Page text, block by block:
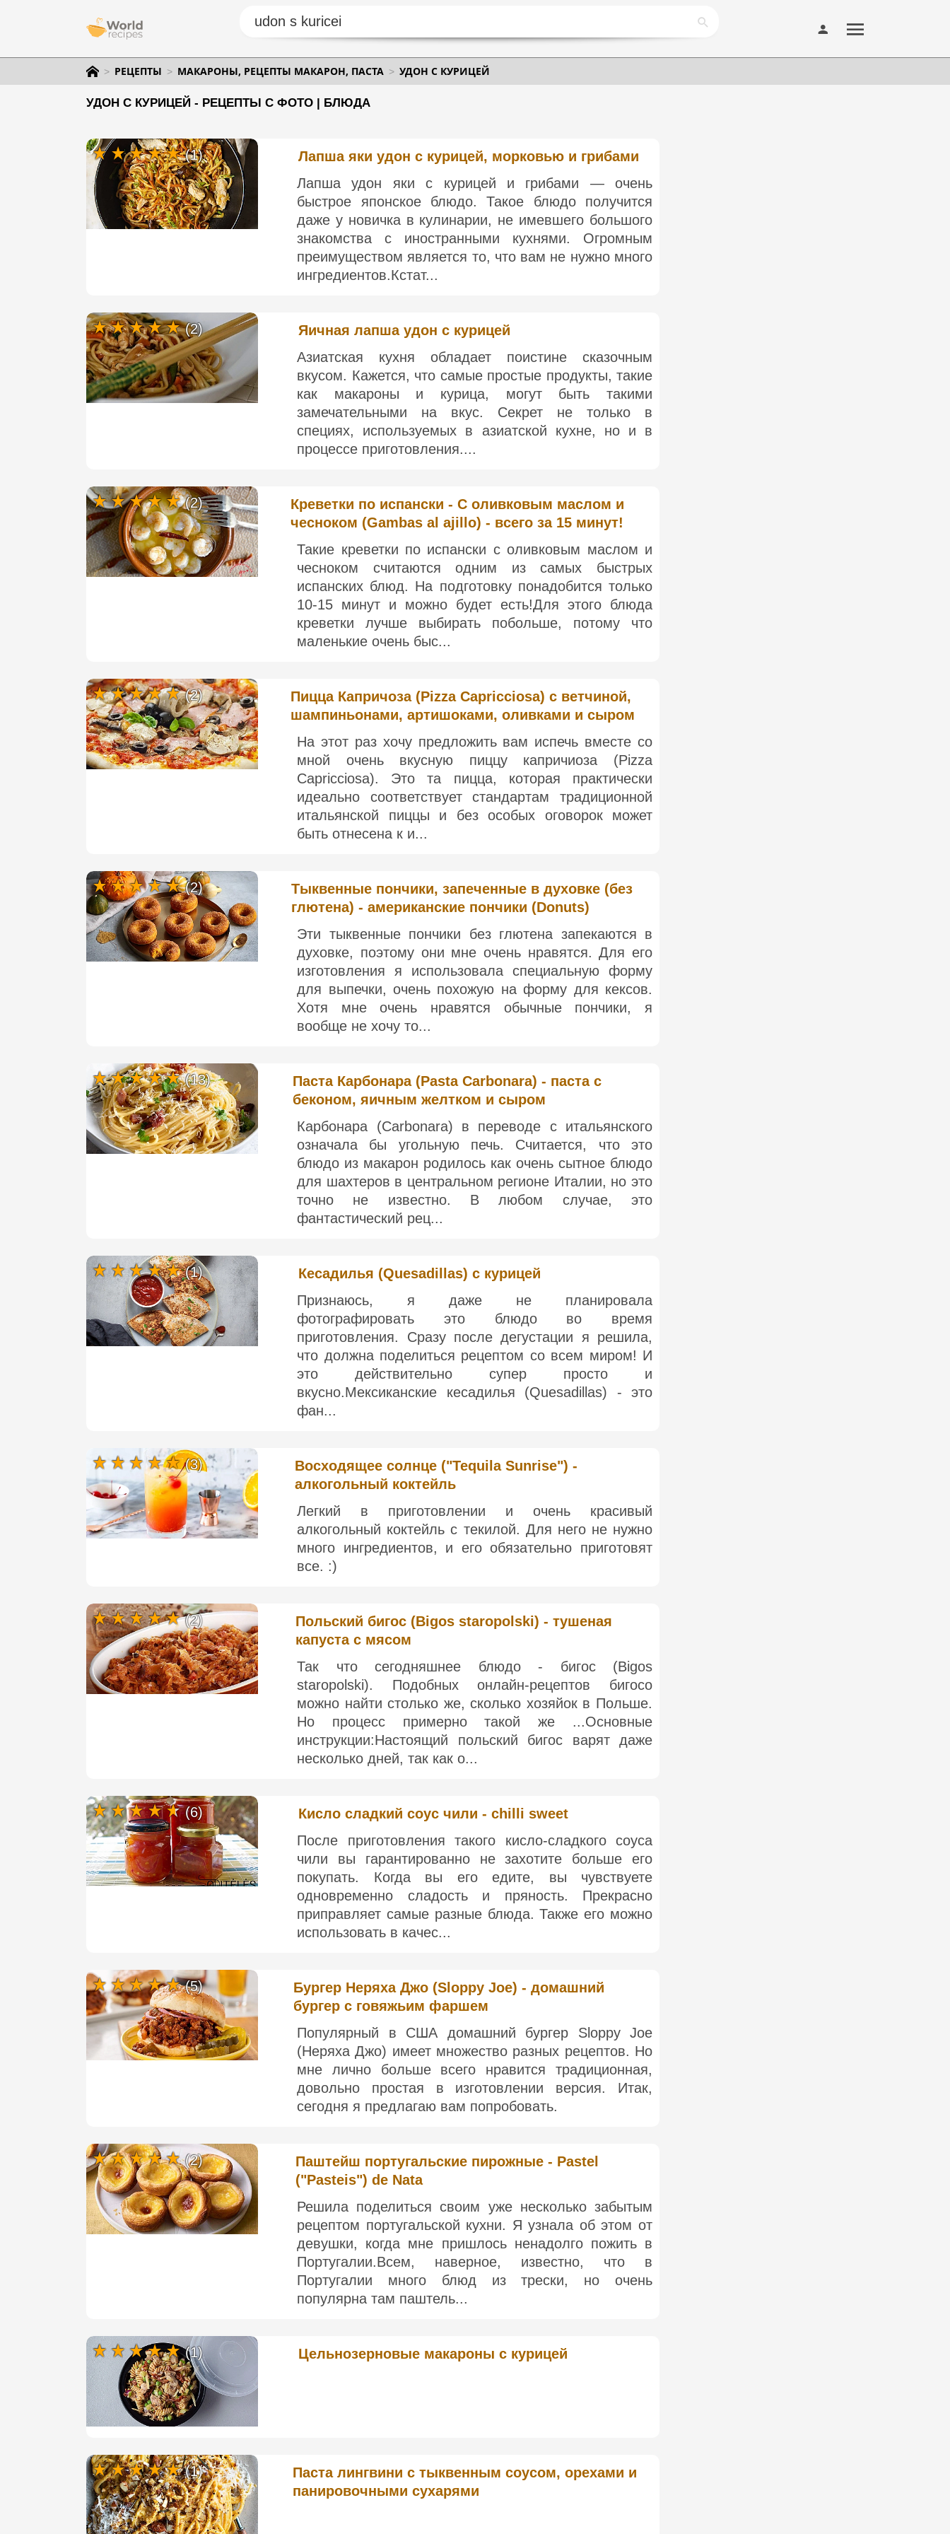
РЕЦЕПТЫ МАКАРОНЫ, РЕЦЕПТЫ МАКАРОН, ПАСТА УДОН С КУРИЦЕЙ
УДОН С КУРИЦЕЙ - РЕЦЕПТЫ С ФОТО | БЛЮДА
Лапша яки удон с курицей, морковью и грибами
Лапша удон яки с курицей и грибами — очень
быстрое японское блюдо. Такое блюдо получится
даже у новичка в кулинарии, не имевшего большого
знакомства с иностранными кухнями. Огромным
преимуществом является то, что вам не нужно много
ингредиентов.Кстат...
(1)
Яичная лапша удон с курицей
Азиатская кухня обладает поистине сказочным
вкусом. Кажется, что самые простые продукты, такие
как макароны и курица, могут быть такими
замечательными на вкус. Секрет не только в
специях, используемых в азиатской кухне, но и в
процессе приготовления....
(2)
Креветки по испански - С оливковым маслом и
чесноком (Gambas al ajillo) - всего за 15 минут!
Такие креветки по испански с оливковым маслом и
чесноком считаются одним из самых быстрых
испанских блюд. На подготовку понадобится только
10-15 минут и можно будет есть!Для этого блюда
креветки лучше выбирать побольше, потому что
маленькие очень быс...
(2)
Пицца Капричоза (Pizza Capricciosa) с ветчиной,
шампиньонами, артишоками, оливками и сыром
На этот раз хочу предложить вам испечь вместе со
мной очень вкусную пиццу капричиоза (Pizza
Capricciosa). Это та пицца, которая практически
идеально соответствует стандартам традиционной
итальянской пиццы и без особых оговорок может
быть отнесена к и...
(2)
Тыквенные пончики, запеченные в духовке (без
глютена) - американские пончики (Donuts)
Эти тыквенные пончики без глютена запекаются в
духовке, поэтому они мне очень нравятся. Для его
изготовления я использовала специальную форму
для выпечки, очень похожую на форму для кексов.
Хотя мне очень нравятся обычные пончики, я
вообще не хочу то...
(2)
Паста Карбонара (Pasta Carbonara) - паста с
беконом, яичным желтком и сыром
Карбонара (Carbonara) в переводе с итальянского
означала бы угольную печь. Считается, что это
блюдо из макарон родилось как очень сытное блюдо
для шахтеров в центральном регионе Италии, но это
точно не известно. В любом случае, это
фантастический рец...
(13)
Кесадилья (Quesadillas) с курицей
Признаюсь, я даже не планировала
фотографировать это блюдо во время
приготовления. Сразу после дегустации я решила,
что должна поделиться рецептом со всем миром! И
это действительно супер просто и
вкусно.Мексиканские кесадилья (Quesadillas) - это
фан...
(1)
Восходящее солнце ("Tequila Sunrise") -
алкогольный коктейль
Легкий в приготовлении и очень красивый
алкогольный коктейль с текилой. Для него не нужно
много ингредиентов, и его обязательно приготовят
все. :)
(3)
Польский бигос (Bigos staropolski) - тушеная
капуста с мясом
Так что сегодняшнее блюдо - бигос (Bigos
staropolski). Подобных онлайн-рецептов бигосо
можно найти столько же, сколько хозяйок в Польше.
Но процесс примерно такой же ...Основные
инструкции:Настоящий польский бигос варят даже
несколько дней, так как о...
(2)
Кисло сладкий соус чили - chilli sweet
После приготовления такого кисло-сладкого соуса
чили вы гарантированно не захотите больше его
покупать. Когда вы его едите, вы чувствуете
одновременно сладость и пряность. Прекрасно
приправляет самые разные блюда. Также его можно
использовать в качес...
(6)
Бургер Неряха Джо (Sloppy Joe) - домашний
бургер с говяжьим фаршем
Популярный в США домашний бургер Sloppy Joe
(Неряха Джо) имеет множество разных рецептов. Но
мне лично больше всего нравится традиционная,
довольно простая в изготовлении версия. Итак,
сегодня я предлагаю вам попробовать.
(5)
Паштейш португальские пирожные - Pastel
("Pasteis") de Nata
Решила поделиться своим уже несколько забытым
рецептом португальской кухни. Я узнала об этом от
девушки, когда мне пришлось ненадолго пожить в
Португалии.Всем, наверное, известно, что в
Португалии много блюд из трески, но очень
популярна там паштель...
(2)
Цельнозерновые макароны с курицей
(1)
Паста лингвини с тыквенным соусом, орехами и
панировочными сухарями
(1)